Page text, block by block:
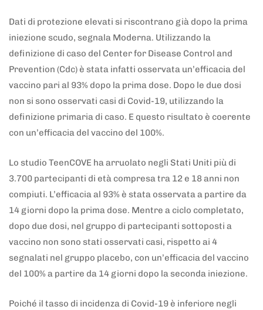
Dati di protezione elevati si riscontrano già dopo la prima
iniezione scudo, segnala Moderna. Utilizzando la
definizione di caso del Center for Disease Control and
Prevention (Cdc) è stata infatti osservata un’efficacia del
vaccino pari al 93% dopo la prima dose. Dopo le due dosi
non si sono osservati casi di Covid-19, utilizzando la
definizione primaria di caso. E questo risultato è coerente
con un’efficacia del vaccino del 100%.
Lo studio TeenCOVE ha arruolato negli Stati Uniti più di
3.700 partecipanti di età compresa tra 12 e 18 anni non
compiuti. L’efficacia al 93% è stata osservata a partire da
14 giorni dopo la prima dose. Mentre a ciclo completato,
dopo due dosi, nel gruppo di partecipanti sottoposti a
vaccino non sono stati osservati casi, rispetto ai 4
segnalati nel gruppo placebo, con un’efficacia del vaccino
del 100% a partire da 14 giorni dopo la seconda iniezione.
Poiché il tasso di incidenza di Covid-19 è inferiore negli